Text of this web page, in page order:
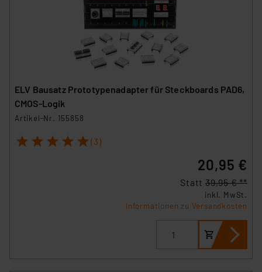
ELV Bausatz Prototypenadapter für Steckboards PAD6,
CMOS-Logik
Artikel-Nr. 155858
1 2 3 4 5 (3)
20,95 €
Statt 39,95 € **
inkl. MwSt.
Informationen zu Versandkosten